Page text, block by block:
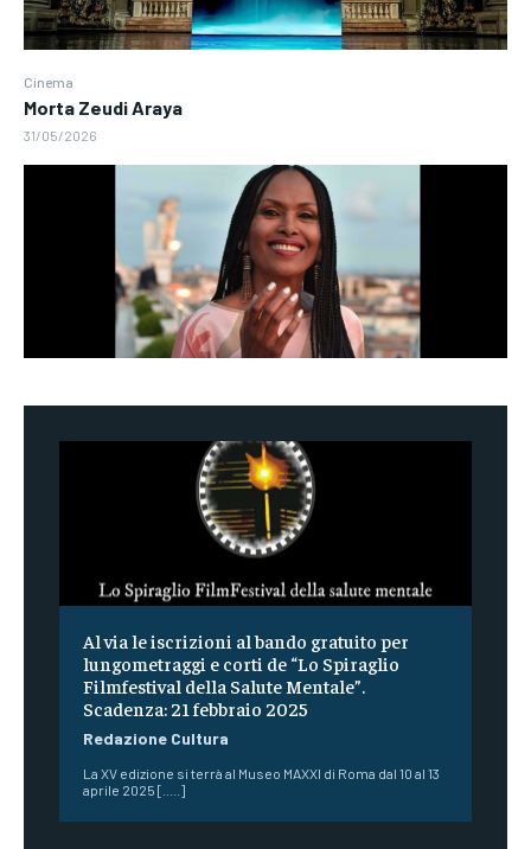
Cinema
Morta Zeudi Araya
31/05/2026
Al via le iscrizioni al bando gratuito per
lungometraggi e corti de “Lo Spiraglio
Filmfestival della Salute Mentale”.
Scadenza: 21 febbraio 2025
Redazione Cultura
La XV edizione si terrà al Museo MAXXI di Roma dal 10 al 13
aprile 2025 [.....]